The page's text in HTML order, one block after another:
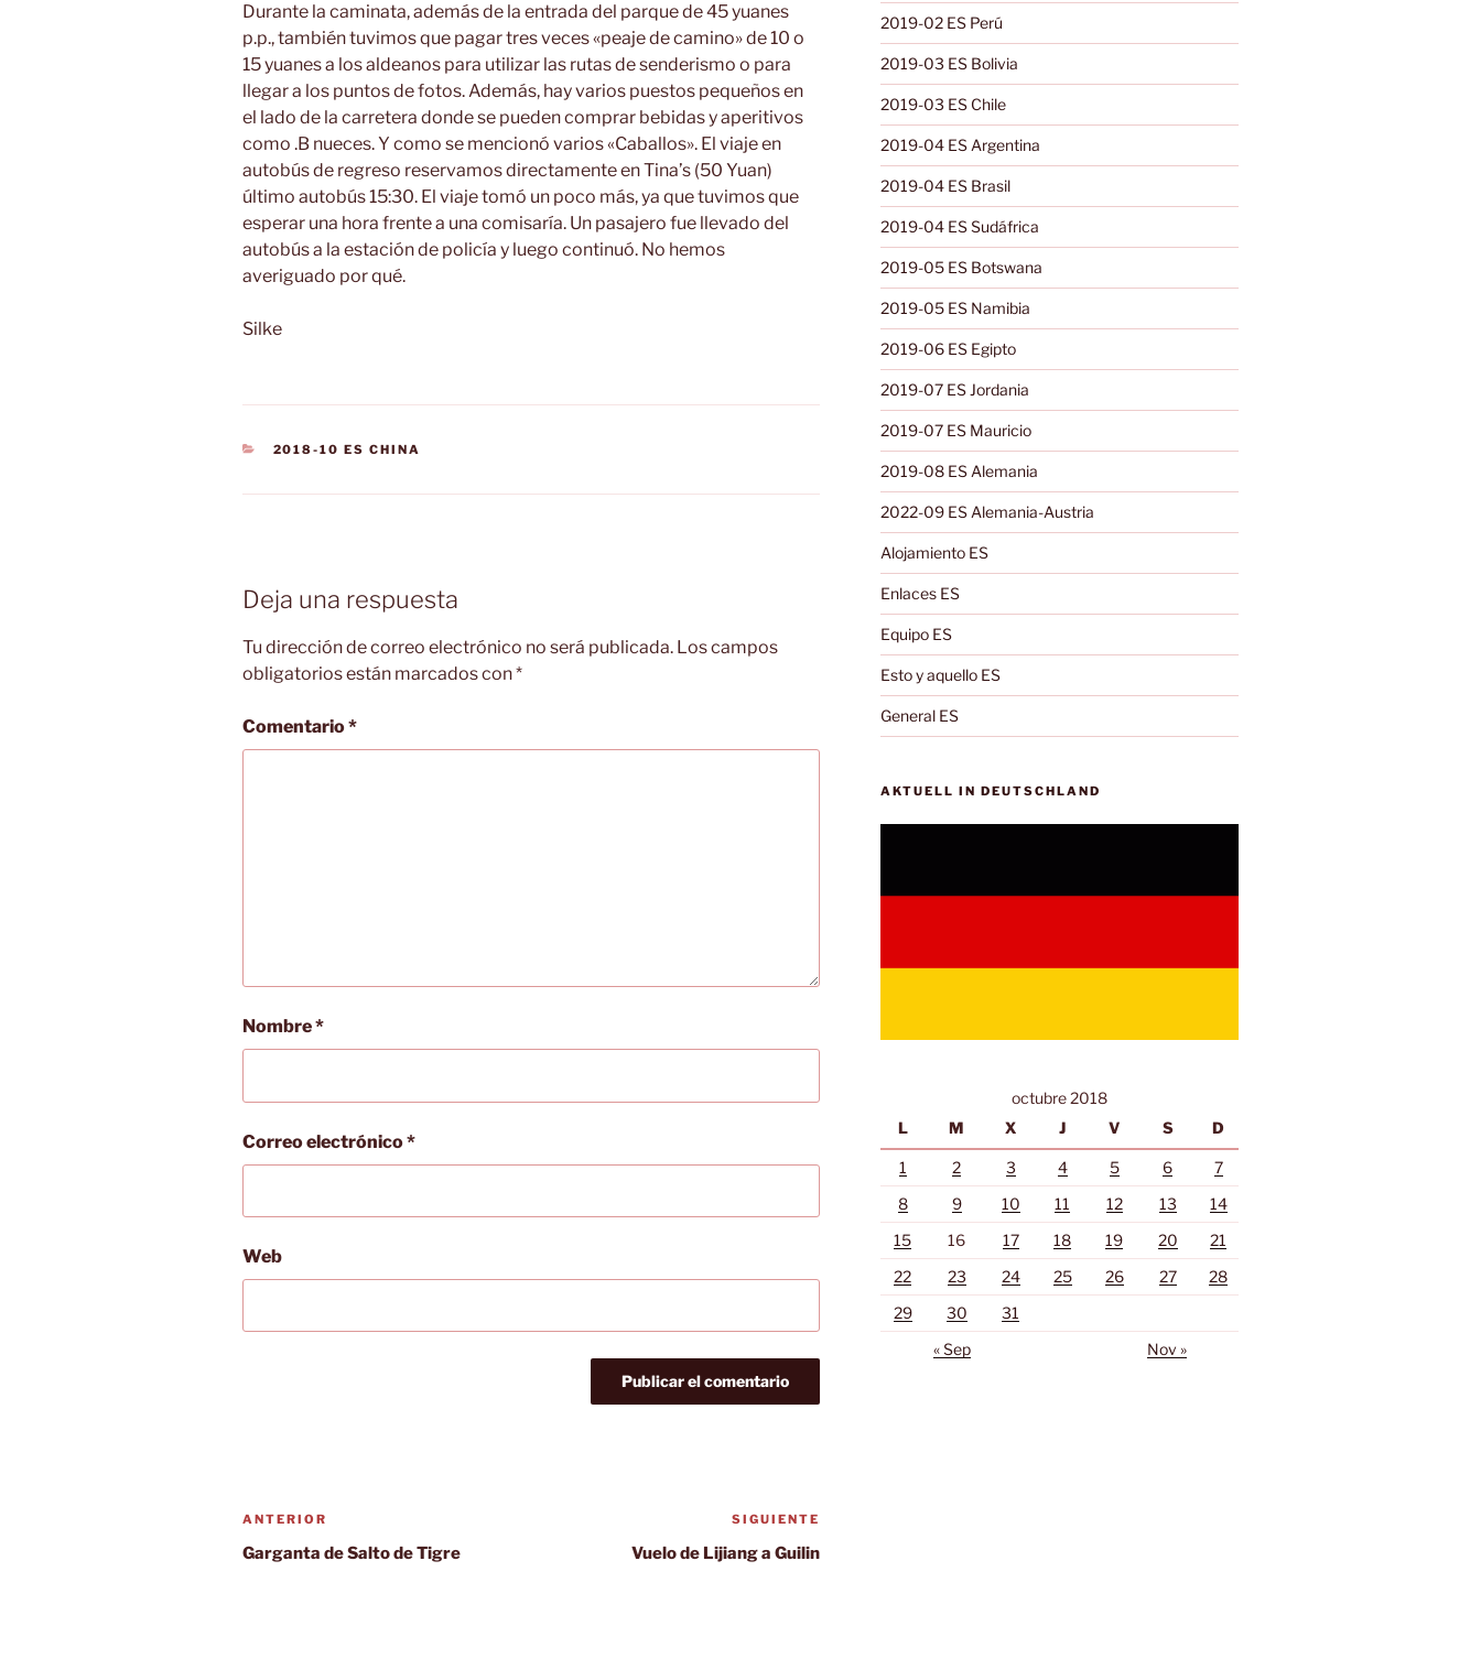
Durante la caminata, además de la entrada del parque de 45 yuanes
p.p., también tuvimos que pagar tres veces «peaje de camino» de 10 o
15 yuanes a los aldeanos para utilizar las rutas de senderismo o para
llegar a los puntos de fotos. Además, hay varios puestos pequeños en
el lado de la carretera donde se pueden comprar bebidas y aperitivos
como .B nueces. Y como se mencionó varios «Caballos». El viaje en
autobús de regreso reservamos directamente en Tina’s (50 Yuan)
último autobús 15:30. El viaje tomó un poco más, ya que tuvimos que
esperar una hora frente a una comisaría. Un pasajero fue llevado del
autobús a la estación de policía y luego continuó. No hemos
averiguado por qué.
Silke
CATEGORÍAS
2018-10 ES CHINA
Deja una respuesta
Tu dirección de correo electrónico no será publicada. Los campos
obligatorios están marcados con*
Comentario*
Nombre*
Correo electrónico*
Web
Navegación
de
Entrada
anterior:
ANTERIOR
Garganta de Salto de Tigre
entrada
SIGUIENTE
Vuelo de Lijiang a Guilin
2019-02 ES Perú
2019-03 ES Bolivia
2019-03 ES Chile
2019-04 ES Argentina
2019-04 ES Brasil
2019-04 ES Sudáfrica
2019-05 ES Botswana
2019-05 ES Namibia
2019-06 ES Egipto
2019-07 ES Jordania
2019-07 ES Mauricio
2019-08 ES Alemania
2022-09 ES Alemania-Austria
Alojamiento ES
Enlaces ES
Equipo ES
Esto y aquello ES
General ES
AKTUELL IN DEUTSCHLAND
octubre 2018
L
M X J V S D
1 2 3 4 5 6
7
8
9 10 11 12 13
14
15
16 17 18 19 20
21
22
23 24 25 26 27
28
29
30
31
« Sep
Nov »